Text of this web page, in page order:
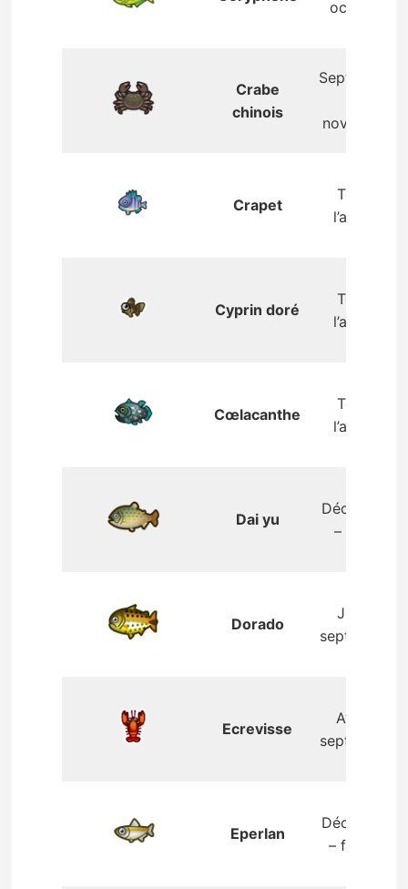
octobre
Crabe
chinois
Septembre
novembre
Crapet
Toute
l’année
Cyprin doré
Toute
l’année
Cœlacanthe
Toute
l’année
Dai yu
Décembre
– mars
Dorado
Juin –
septembre
Ecrevisse
Avril –
septembre
Eperlan
Décembre
– février